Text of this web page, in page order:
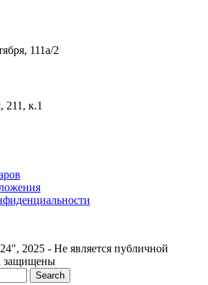
111а/2
211, к.1
2025 - Не является публичной
защищены
Search